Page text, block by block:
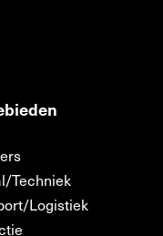
Techniek
Logistiek